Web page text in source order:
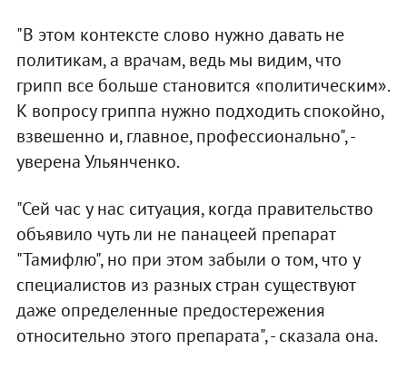
"В этом контексте слово нужно давать не
политикам, а врачам, ведь мы видим, что
грипп все больше становится «политическим».
К вопросу гриппа нужно подходить спокойно,
взвешенно и, главное, профессионально", -
уверена Ульянченко.
"Сей час у нас ситуация, когда правительство
объявило чуть ли не панацеей препарат
"Тамифлю", но при этом забыли о том, что у
специалистов из разных стран существуют
даже определенные предостережения
относительно этого препарата", - сказала она.